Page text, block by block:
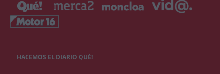
HACEMOS EL DIARIO QUÉ!